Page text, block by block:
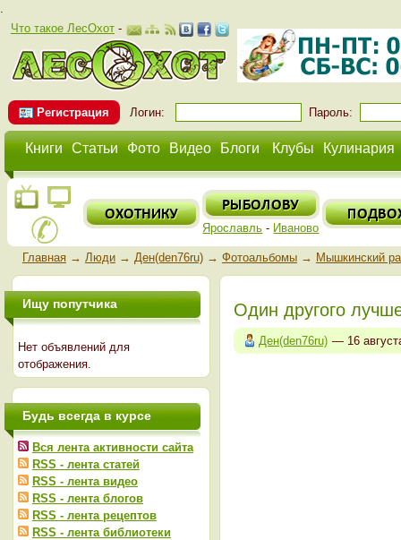
.
Что такое ЛесОхот-
Регистрация Логин: Пароль:
Книги Статьи Фото Видео Блоги Клубы Кулинария
Ярославль - Иваново
Главная→ Люди→ Ден(den76ru)→ Фотоальбомы→ Мышкинский
Один другого
Ден(den76ru) — 16
Ищу попутчика
Нет объявлений для
отображения.
Будь всегда в курсе
Вся лента активности сайта
RSS - лента статей
RSS - лента видео
RSS - лента блогов
RSS - лента рецептов
RSS - лента библиотеки